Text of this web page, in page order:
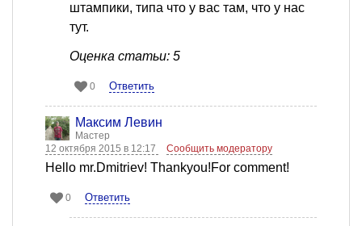
штампики, типа что у вас там, что у нас
тут.
Оценка статьи: 5
0 Ответить
Максим Левин
Мастер
12 октября 2015 в 12:17
Сообщить модератору
Hello mr.Dmitriev! Thankyou!For comment!
0 Ответить